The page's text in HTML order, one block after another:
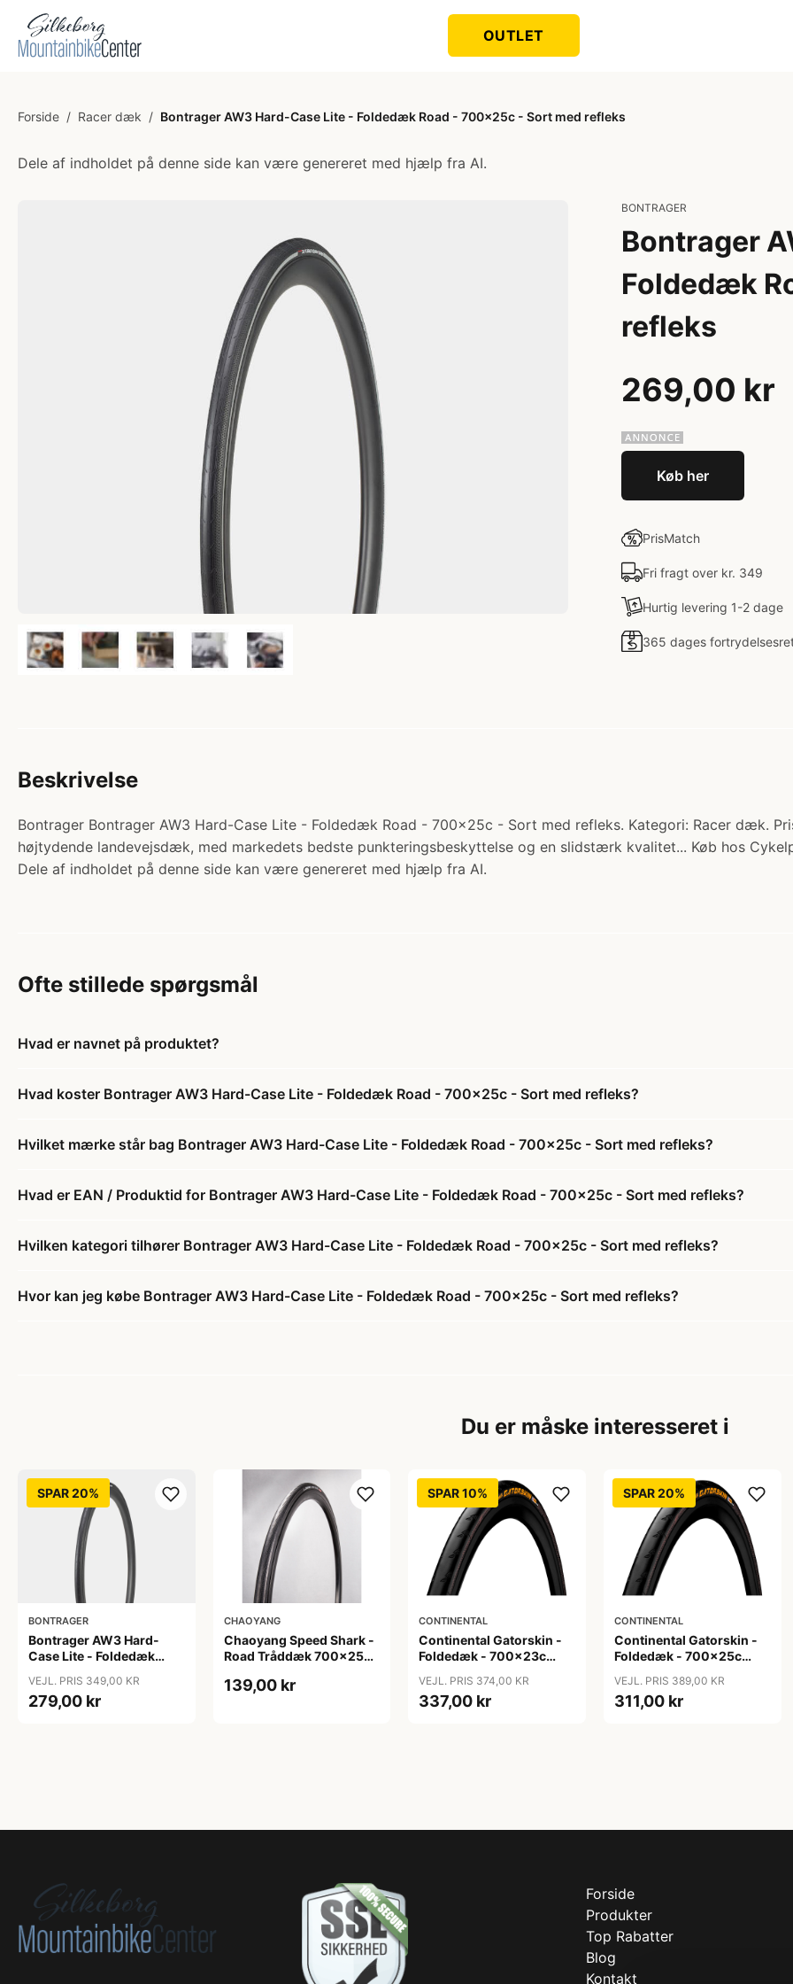
OUTLET
Forside / Racer dæk / Bontrager AW3 Hard-Case Lite - Foldedæk Road - 700x25c - Sort med refleks
Dele af indholdet på denne side kan være genereret med hjælp fra AI.
BONTRAGER
Bontrager
Foldedæk
refleks
269,00 kr
Køb her
PrisMatch
Fri fragt over kr. 349
Hurtig levering 1-2 dage
365 dages
Beskrivelse
Bontrager Bontrager AW3 Hard-Case Lite - Foldedæk Road - 700x25c - Sort med refleks. Kategori: Racer dæk.
højtydende landevejsdæk, med markedets bedste punkteringsbeskyttelse og en slidstærk kvalitet... Køb hos
Dele af indholdet på denne side kan være genereret med hjælp fra AI.
Ofte stillede spørgsmål
Hvad er navnet på produktet?
Hvad koster Bontrager AW3 Hard-Case Lite - Foldedæk Road - 700x25c - Sort med refleks?
Hvilket mærke står bag Bontrager AW3 Hard-Case Lite - Foldedæk Road - 700x25c - Sort med refleks?
Hvad er EAN / Produktid for Bontrager AW3 Hard-Case Lite - Foldedæk Road - 700x25c - Sort med refleks?
Hvilken kategori tilhører Bontrager AW3 Hard-Case Lite - Foldedæk Road - 700x25c - Sort med refleks?
Hvor kan jeg købe Bontrager AW3 Hard-Case Lite - Foldedæk Road - 700x25c - Sort med refleks?
Du er måske interesseret i
SPAR 20%
BONTRAGER
Bontrager AW3 Hard-
Case Lite - Foldedæk
VEJL. PRIS 349,00 KR
279,00 kr
CHAOYANG
Chaoyang Speed Shark -
Road Tråddæk 700x25c
139,00 kr
SPAR 10%
CONTINENTAL
Continental Gatorskin -
Foldedæk - 700x23c
VEJL. PRIS 374,00 KR
337,00 kr
SPAR 20%
CONTINENTAL
Continental Gatorskin -
Foldedæk - 700x25c
VEJL. PRIS 389,00 KR
311,00 kr
Forside
Produkter
Top Rabatter
Blog
Kontakt